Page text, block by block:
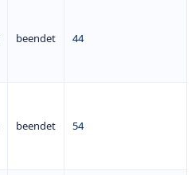
beendet 44
beendet 54